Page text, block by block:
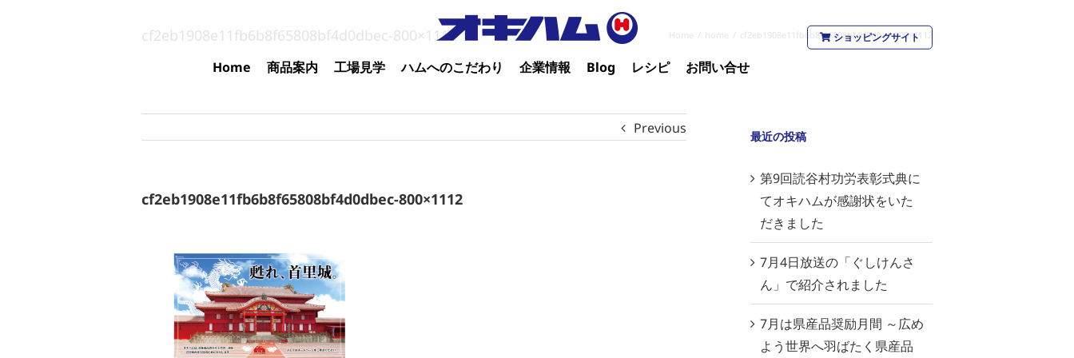
ショッピングサイト
Home 商品案内 工場見学 ハムへのこだわり 企業情報 Blog レシピ お問い合せ
cf2eb1908e11fb6b8f65808bf4d0dbec-800×1112 Home home cf2eb1908e11fb6b8f65808bf4d0dbec-800×1112
Previous
cf2eb1908e11fb6b8f65808bf4d0dbec-800×1112
最近の投稿
第9回読谷村功労表彰式典に
てオキハムが感謝状をいた
だきました
7月4日放送の「ぐしけんさ
ん」で紹介されました
7月は県産品奨励月間 ～広め
よう世界へ羽ばたく県産品